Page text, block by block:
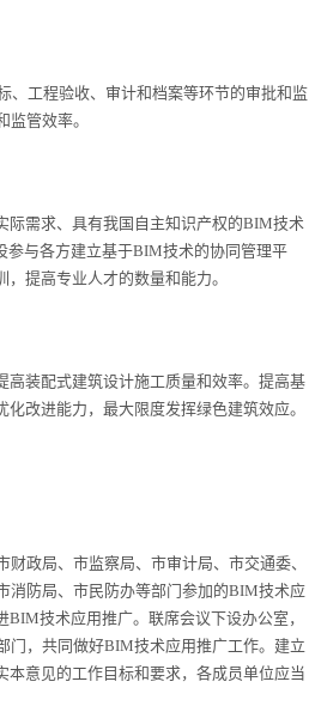
工程验收、审计和档案等环节的审批和监
管效率。
需求、具有我国自主知识产权的BIM技术
与各方建立基于BIM技术的协同管理平
提高专业人才的数量和能力。
装配式建筑设计施工质量和效率。提高基
改进能力，最大限度发挥绿色建筑效应。
政局、市监察局、市审计局、市交通委、
消防局、市民防办等部门参加的BIM技术应
技术应用推广。联席会议下设办公室，
门，共同做好BIM技术应用推广工作。建立
意见的工作目标和要求，各成员单位应当